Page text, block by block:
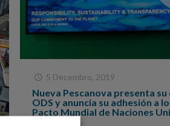
5 Decembro, 2019
Nueva Pescanova presenta
ODS y anuncia su adhesión a
Pacto Mundial de Naciones